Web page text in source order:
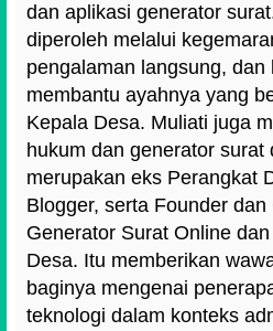
dan aplikasi generator
diperoleh melalui
pengalaman langsung,
membantu ayahnya yang
Kepala Desa. Muliati juga
hukum dan generator surat
merupakan eks Perangkat
Blogger, serta Founder
Generator Surat Online
Desa. Itu memberikan
baginya mengenai
teknologi dalam konteks